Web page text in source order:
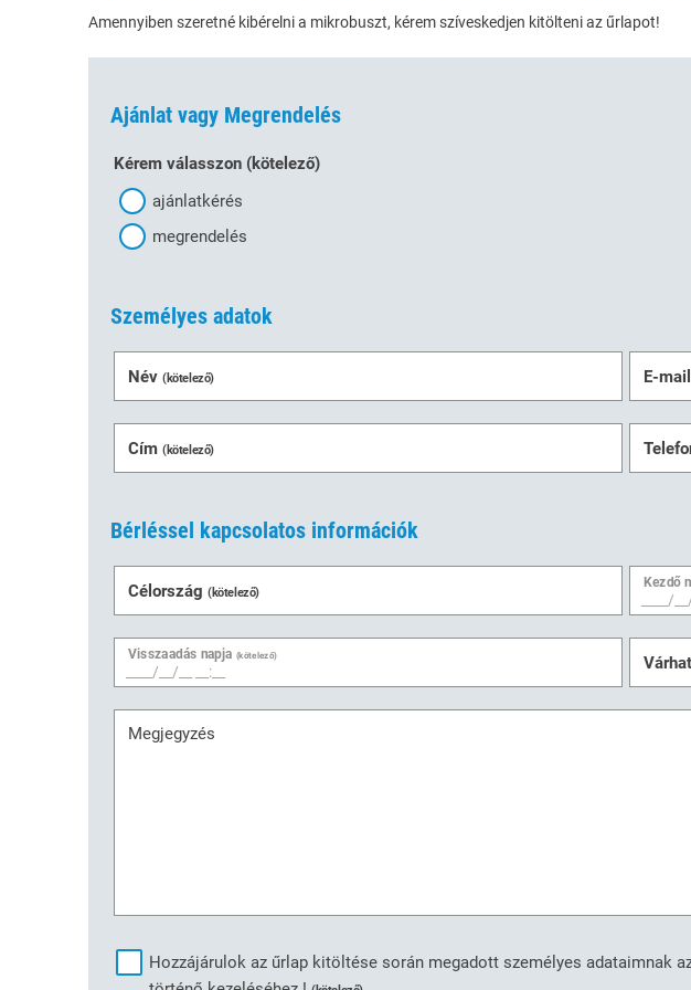
Amennyiben szeretné kibérelni a mikrobuszt, kérem szíveskedjen kitölteni az űrlapot!
Ajánlat vagy Megrendelés
Kérem válasszon (kötelező)
ajánlatkérés
megrendelés
Személyes adatok
Név (kötelező) E-mail
Cím (kötelező)
Bérléssel kapcsolatos információk
Célország (kötelező)
Kezdő
Visszaadás napja (kötelező)
Megjegyzés
Hozzájárulok az űrlap kitöltése során megadott személyes adataimnak